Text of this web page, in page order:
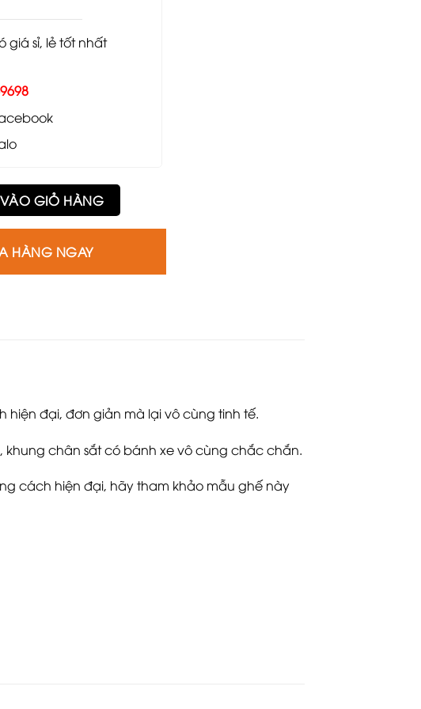
giá sỉ, lẻ tốt nhất
GIỎ HÀNG
HÀNG NGAY
đại, đơn giản mà lại vô cùng tinh tế.
chân sắt có bánh xe vô cùng chắc chắn.
cách hiện đại, hãy tham khảo mẫu ghế này